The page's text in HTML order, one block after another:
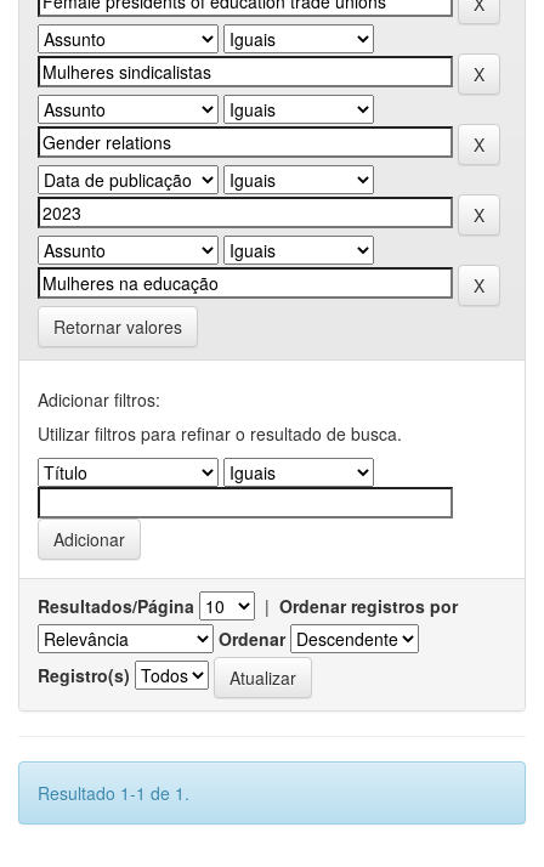
Retornar valores
Adicionar filtros:
Utilizar filtros para refinar o resultado de busca.
Resultados/Página | Ordenar registros por
Ordenar
Registro(s)
Resultado 1-1 de 1.